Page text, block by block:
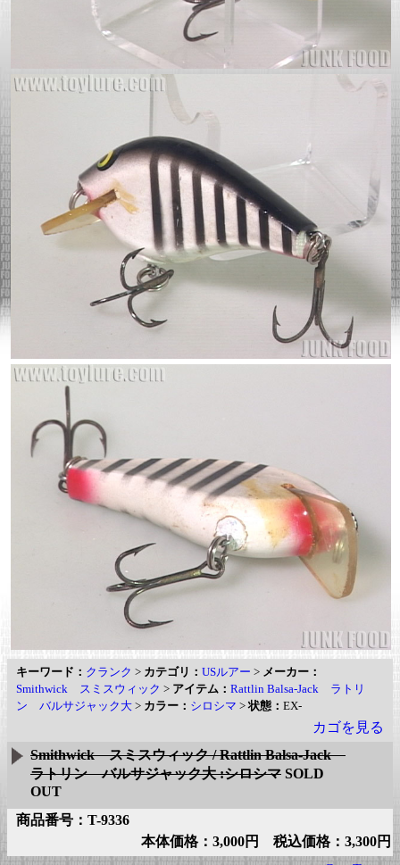
キーワード： クランク > カテゴリ： USルアー > メーカー：
Smithwick スミスウィック > アイテム： Rattlin Balsa-Jack ラトリ
ン バルサジャック大 > カラー： シロシマ >状態： EX-
カゴを見る
Smithwick スミスウィック / Rattlin Balsa-Jack
ラトリン バルサジャック大 :シロシマ SOLD
OUT
商品番号：T-9336
本体価格：3,000円 税込価格：3,300円